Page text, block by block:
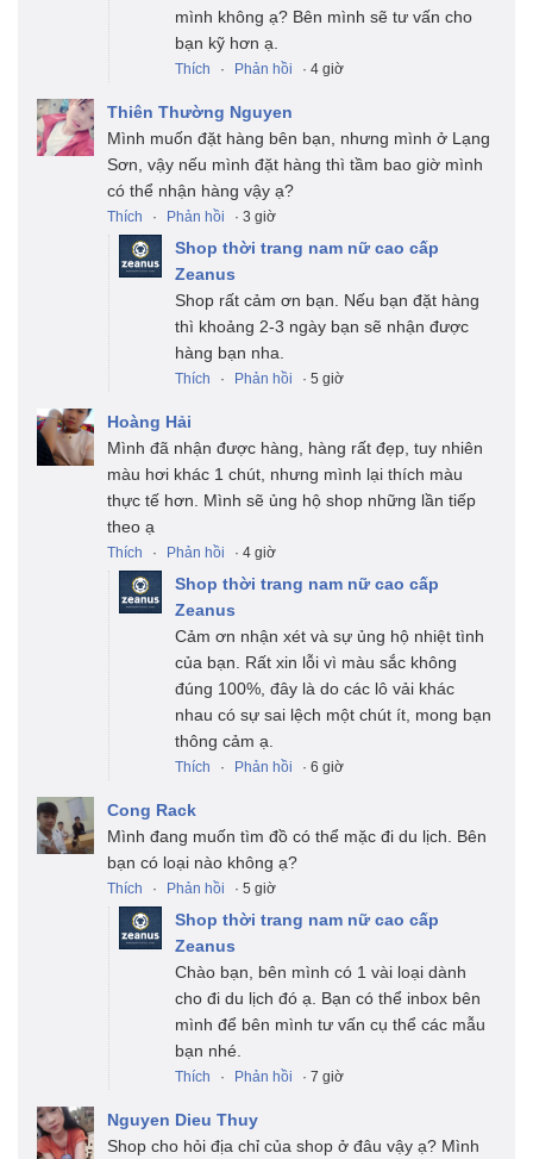
mình không ạ? Bên mình sẽ tư vấn cho
bạn kỹ hơn ạ.
Thích · Phản hồi · 4 giờ
Thiên Thường Nguyen
Mình muốn đặt hàng bên bạn, nhưng mình ở Lạng
Sơn, vậy nếu mình đặt hàng thì tầm bao giờ mình
có thể nhận hàng vậy ạ?
Thích · Phản hồi · 3 giờ
Shop thời trang nam nữ cao cấp
Zeanus
Shop rất cảm ơn bạn. Nếu bạn đặt hàng
thì khoảng 2-3 ngày bạn sẽ nhận được
hàng bạn nha.
Thích · Phản hồi · 5 giờ
Hoàng Hải
Mình đã nhận được hàng, hàng rất đẹp, tuy nhiên
màu hơi khác 1 chút, nhưng mình lại thích màu
thực tế hơn. Mình sẽ ủng hộ shop những lần tiếp
theo ạ
Thích · Phản hồi · 4 giờ
Shop thời trang nam nữ cao cấp
Zeanus
Cảm ơn nhận xét và sự ủng hộ nhiệt tình
của bạn. Rất xin lỗi vì màu sắc không
đúng 100%, đây là do các lô vải khác
nhau có sự sai lệch một chút ít, mong bạn
thông cảm ạ.
Thích · Phản hồi · 6 giờ
Cong Rack
Mình đang muốn tìm đồ có thể mặc đi du lịch. Bên
bạn có loại nào không ạ?
Thích · Phản hồi · 5 giờ
Shop thời trang nam nữ cao cấp
Zeanus
Chào bạn, bên mình có 1 vài loại dành
cho đi du lịch đó ạ. Bạn có thể inbox bên
mình để bên mình tư vấn cụ thể các mẫu
bạn nhé.
Thích · Phản hồi · 7 giờ
Nguyen Dieu Thuy
Shop cho hỏi địa chỉ của shop ở đâu vậy ạ? Mình